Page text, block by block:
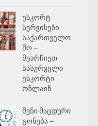
ესკორტ
სერვისები
საქართველო
შო –
შეარჩიეთ
სასურველი
ესკორტი
ონლაინ
შენი მაცდური
გონება –